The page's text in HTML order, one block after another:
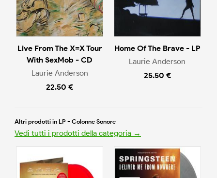
Live From The X=X Tour
With SexMob - CD
Laurie Anderson
22.50 €
Home Of The Brave - LP
Laurie Anderson
25.50 €
Altri prodotti in LP - Colonne Sonore
Vedi tutti i prodotti della categoria →